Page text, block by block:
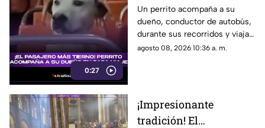
0:27
dueño durante cada
ruta
Un perrito acompaña a su
dueño, conductor de autobús,
durante sus recorridos y viaja
como un pasajero más. Su
agosto 08, 2026 10:36 a. m.
¡Impresionante
tradición! El